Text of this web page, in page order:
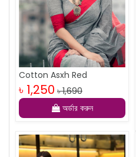
Cotton Asxh Red
৳ 1,250 ৳ 1,690
অর্ডার করুন